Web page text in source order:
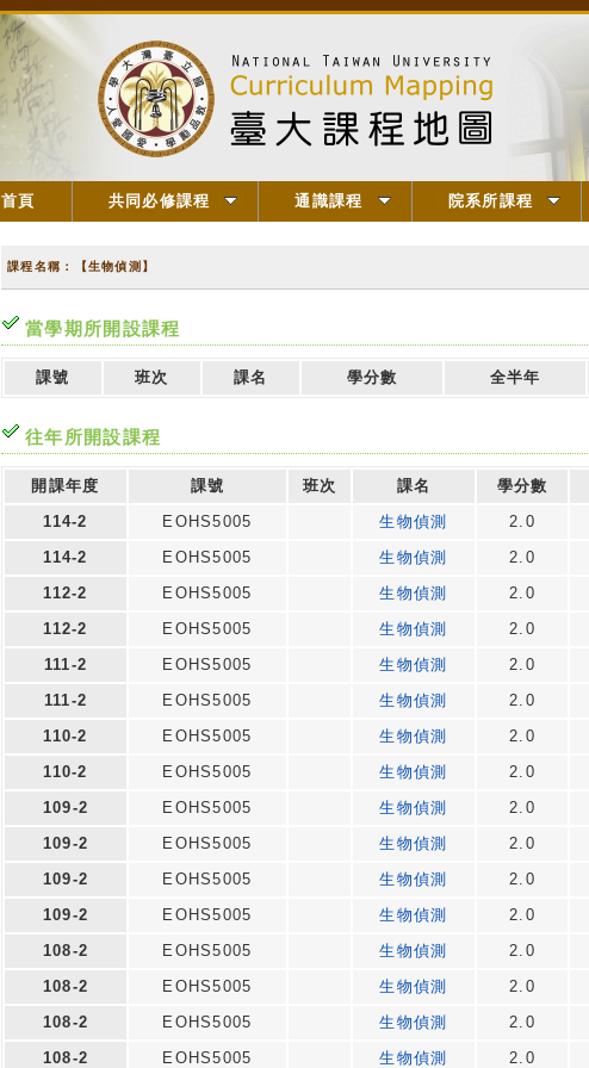
首頁 共同必修課程 通識課程 院系所課程
課程名稱：【生物偵測】
當學期所開設課程
課號 班次 課名 學分數 全半年
往年所開設課程
開課年度 課號 班次 課名 學分數
114-2
EOHS5005 生物偵測 2.0
114-2
EOHS5005 生物偵測 2.0
112-2
EOHS5005 生物偵測 2.0
112-2
EOHS5005 生物偵測 2.0
111-2
EOHS5005 生物偵測 2.0
111-2
EOHS5005 生物偵測 2.0
110-2
EOHS5005 生物偵測 2.0
110-2
EOHS5005 生物偵測 2.0
109-2
EOHS5005 生物偵測 2.0
109-2
EOHS5005 生物偵測 2.0
109-2
EOHS5005 生物偵測 2.0
109-2
EOHS5005 生物偵測 2.0
108-2
EOHS5005 生物偵測 2.0
108-2
EOHS5005 生物偵測 2.0
108-2
EOHS5005 生物偵測 2.0
108-2
EOHS5005 生物偵測 2.0